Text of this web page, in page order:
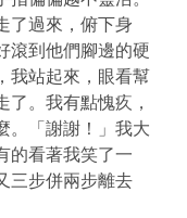
了過來，俯下身
滾到他們腳邊的硬
我站起來，眼看幫
了。我有點愧疚，
。「謝謝！」我大
的看著我笑了一
三步併兩步離去